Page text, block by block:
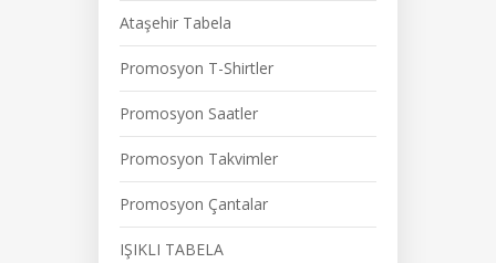
Ataşehir Tabela
Promosyon T-Shirtler
Promosyon Saatler
Promosyon Takvimler
Promosyon Çantalar
IŞIKLI TABELA